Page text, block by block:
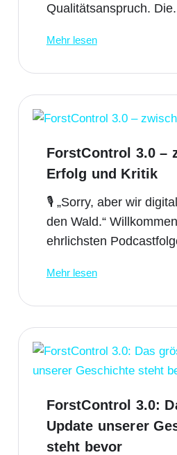
Qualitätsanspruch.
Mehr lesen
ForstControl 3.0 –
Erfolg und Kritik
🎙️ „Sorry, aber wir
den Wald.“
ehrlichsten
Mehr lesen
ForstControl 3.0:
Update unserer
steht bevor